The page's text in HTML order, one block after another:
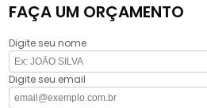
FAÇA UM ORÇAMENTO
Digite seu nome
Digite seu email